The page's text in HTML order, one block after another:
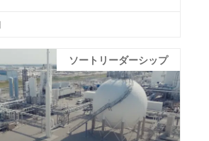
ソートリーダーシップ